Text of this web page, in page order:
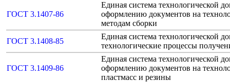
ГОСТ 3.1407-86
Единая система технологической
оформлению документов на
методам сборки
ГОСТ 3.1408-85
Единая система технологической
технологические процессы
ГОСТ 3.1409-86
Единая система технологической
оформлению документов на
пластмасс и резины